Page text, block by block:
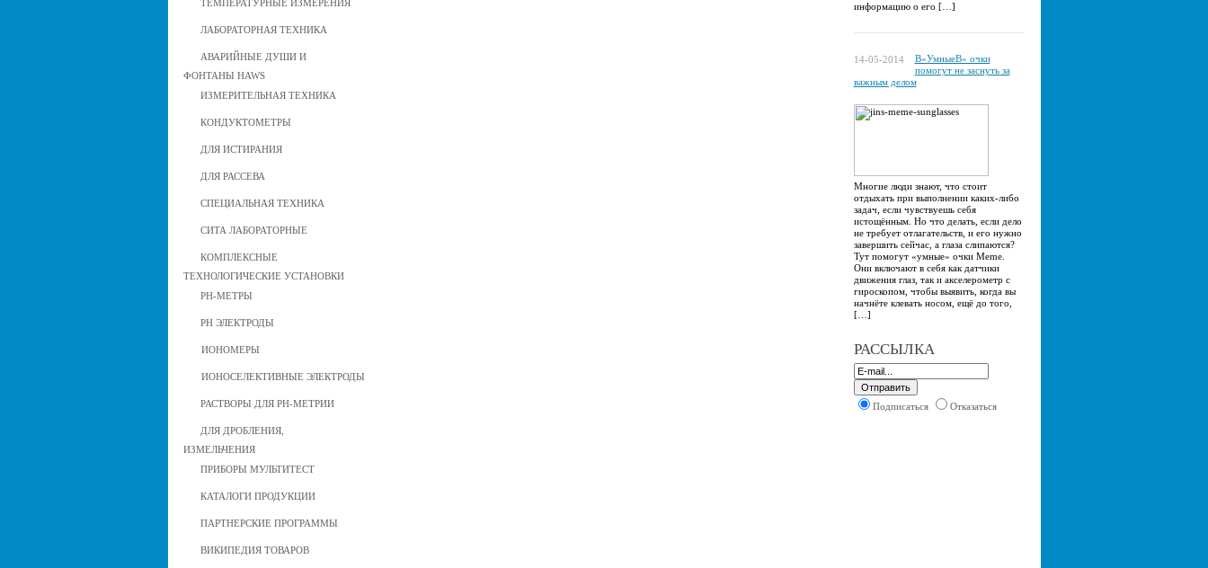
ТЕМПЕРАТУРНЫЕ ИЗМЕРЕНИЯ
ЛАБОРАТОРНАЯ ТЕХНИКА
АВАРИЙНЫЕ ДУШИ И
ФОНТАНЫ HAWS
ИЗМЕРИТЕЛЬНАЯ ТЕХНИКА
КОНДУКТОМЕТРЫ
ДЛЯ ИСТИРАНИЯ
ДЛЯ РАССЕВА
СПЕЦИАЛЬНАЯ ТЕХНИКА
СИТА ЛАБОРАТОРНЫЕ
КОМПЛЕКСНЫЕ
ТЕХНОЛОГИЧЕСКИЕ УСТАНОВКИ
РН-МЕТРЫ
РН ЭЛЕКТРОДЫ
ИОНОМЕРЫ
ИОНОСЕЛЕКТИВНЫЕ ЭЛЕКТРОДЫ
РАСТВОРЫ ДЛЯ РН-МЕТРИИ
ДЛЯ ДРОБЛЕНИЯ,
ИЗМЕЛЬЧЕНИЯ
ПРИБОРЫ МУЛЬТИТЕСТ
КАТАЛОГИ ПРОДУКЦИИ
ПАРТНЕРСКИЕ ПРОГРАММЫ
ВИКИПЕДИЯ ТОВАРОВ
информацию о его […]
14-05-2014
В«УмныеВ» очки
помогут не заснуть за
важным делом
Многие люди знают, что стоит
отдыхать при выполнении каких-либо
задач, если чувствуешь себя
истощённым. Но что делать, если дело
не требует отлагательств, и его нужно
завершить сейчас, а глаза слипаются?
Тут помогут «умные» очки Meme.
Они включают в себя как датчики
движения глаз, так и акселерометр с
гироскопом, чтобы выявить, когда вы
начнёте клевать носом, ещё до того,
[…]
РАССЫЛКА
Подписаться Отказаться